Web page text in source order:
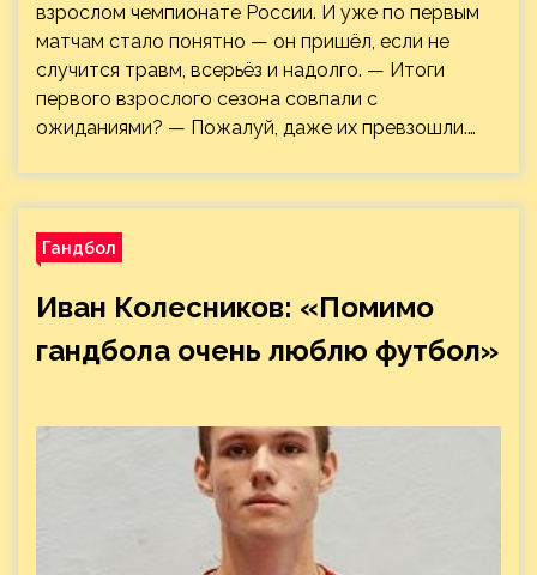
взрослом чемпионате России. И уже по первым
матчам стало понятно — он пришёл, если не
случится травм, всерьёз и надолго. — Итоги
первого взрослого сезона совпали с
ожиданиями? — Пожалуй, даже их превзошли.…
Гандбол
Иван Колесников: «Помимо
гандбола очень люблю футбол»